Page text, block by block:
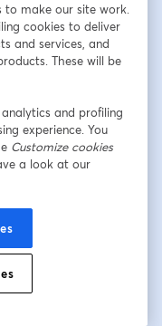
fonctionnalités
to make our site work.
cookies to deliver
and services, and
These will be
and profiling
experience. You
Customize cookies
a look at our